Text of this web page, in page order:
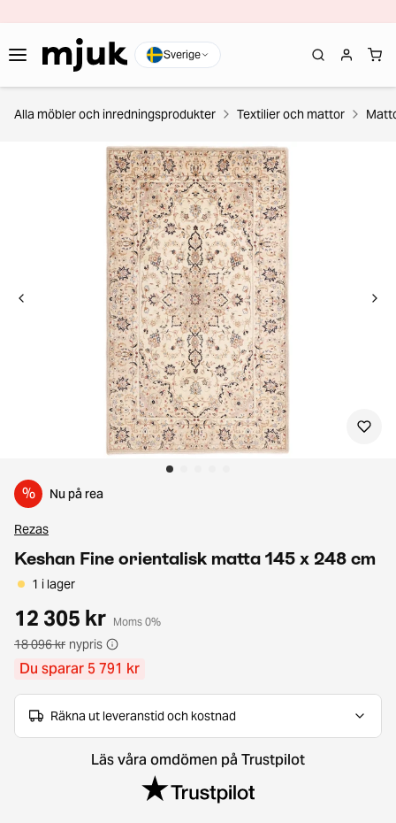
Sverige
Alla möbler och inredningsprodukter Textilier och mattor
% Nu på rea
Rezas
Keshan Fine orientalisk matta 145 x 248 cm
1 i lager
12 305 kr Moms 0%
18 096 kr nypris
Du sparar 5 791 kr
Räkna ut leveranstid och kostnad
Läs våra omdömen på Trustpilot